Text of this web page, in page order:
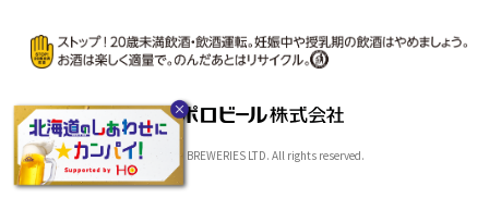
©SAPPORO BREWERIES LTD. All rights reserved.